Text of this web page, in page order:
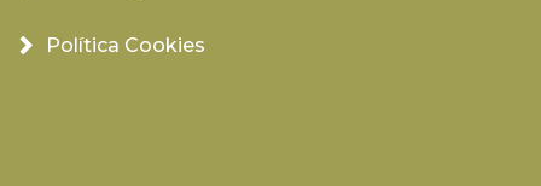
Política Cookies